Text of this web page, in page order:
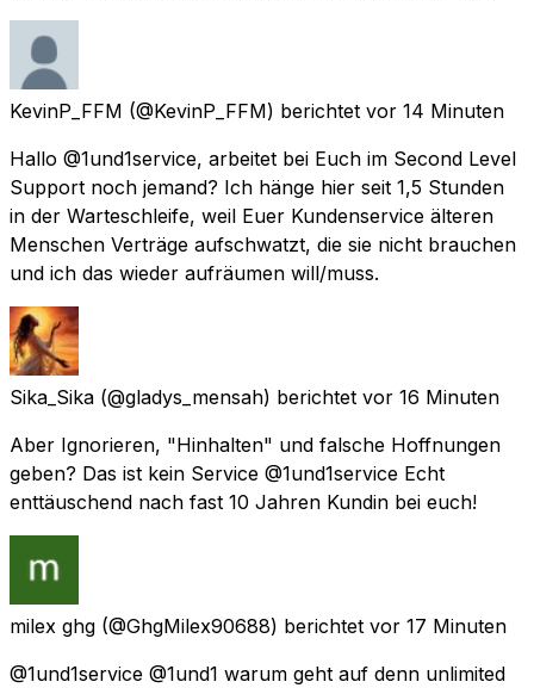
KevinP_FFM (@KevinP_FFM) berichtet vor 14 Minuten
Hallo @1und1service, arbeitet bei Euch im Second Level
Support noch jemand? Ich hänge hier seit 1,5 Stunden
in der Warteschleife, weil Euer Kundenservice älteren
Menschen Verträge aufschwatzt, die sie nicht brauchen
und ich das wieder aufräumen will/muss.
Sika_Sika (@gladys_mensah) berichtet vor 16 Minuten
Aber Ignorieren, "Hinhalten" und falsche Hoffnungen
geben? Das ist kein Service @1und1service Echt
enttäuschend nach fast 10 Jahren Kundin bei euch!
milex ghg (@GhgMilex90688) berichtet vor 17 Minuten
@1und1service @1und1 warum geht auf denn unlimited